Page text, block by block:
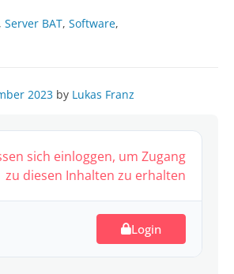
, Server BAT, Software,
2023 by Lukas Franz
sich einloggen, um Zugang
zu diesen Inhalten zu erhalten
Login